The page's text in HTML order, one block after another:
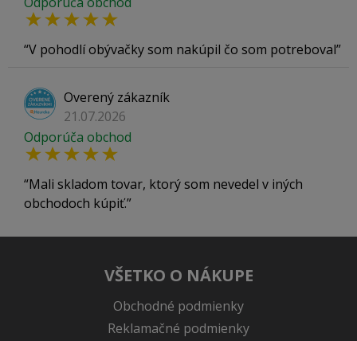
V pohodlí obývačky som nakúpil čo som potreboval
Overený zákazník
21.07.2026
Odporúča obchod
Mali skladom tovar, ktorý som nevedel v iných
obchodoch kúpiť.
VŠETKO O NÁKUPE
Obchodné podmienky
Reklamačné podmienky